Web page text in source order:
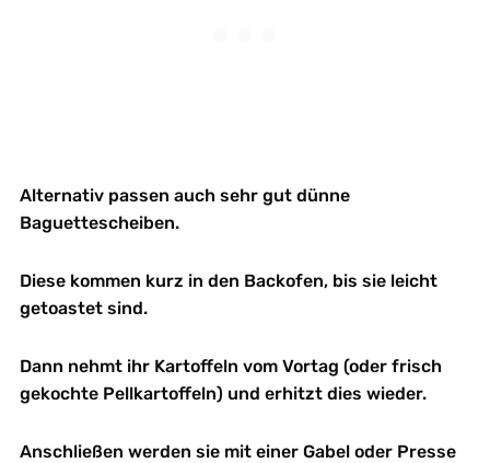
Alternativ passen auch sehr gut dünne
Baguettescheiben.
Diese kommen kurz in den Backofen, bis sie leicht
getoastet sind.
Dann nehmt ihr Kartoffeln vom Vortag (oder frisch
gekochte Pellkartoffeln) und erhitzt dies wieder.
Anschließen werden sie mit einer Gabel oder Presse